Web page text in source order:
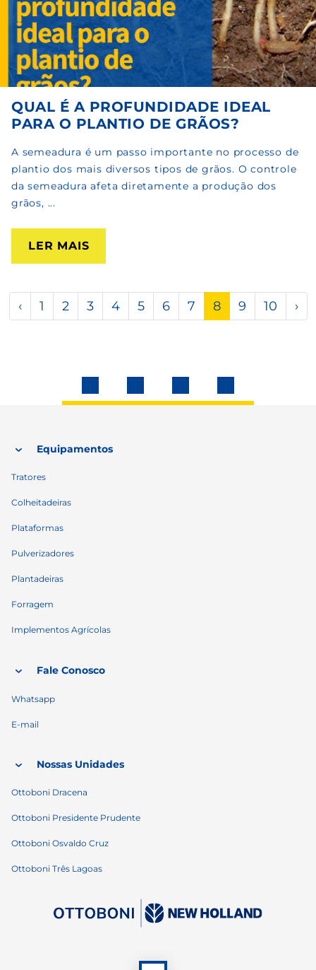
QUAL É A PROFUNDIDADE IDEAL
PARA O PLANTIO DE GRÃOS?
A semeadura é um passo importante no processo de
plantio dos mais diversos tipos de grãos. O controle
da semeadura afeta diretamente a produção dos
grãos, ...
LER MAIS
‹ 1 2 3 4 5 6 7 8 9 10 ›
Equipamentos
Tratores
Colheitadeiras
Plataformas
Pulverizadores
Plantadeiras
Forragem
Implementos Agrícolas
Fale Conosco
Whatsapp
E-mail
Nossas Unidades
Ottoboni Dracena
Ottoboni Presidente Prudente
Ottoboni Osvaldo Cruz
Ottoboni Três Lagoas